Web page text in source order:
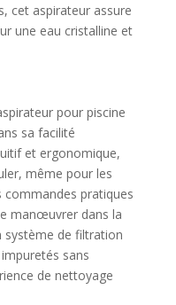
cet aspirateur assure
une eau cristalline et
pour piscine
sa facilité
et ergonomique,
même pour les
commandes pratiques
manœuvrer dans la
système de filtration
sans
de nettoyage